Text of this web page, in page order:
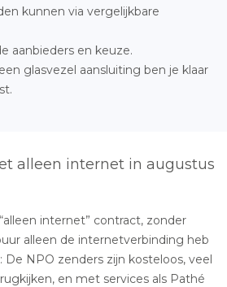
kunnen via vergelijkbare
aanbieders en keuze.
glasvezel aansluiting ben je klaar
alleen internet in augustus
internet” contract, zonder
alleen de internetverbinding heb
NPO zenders zijn kosteloos, veel
en met services als Pathé